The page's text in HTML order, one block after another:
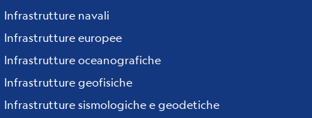
Infrastrutture navali
Infrastrutture europee
Infrastrutture oceanografiche
Infrastrutture geofisiche
Infrastrutture sismologiche e geodetiche